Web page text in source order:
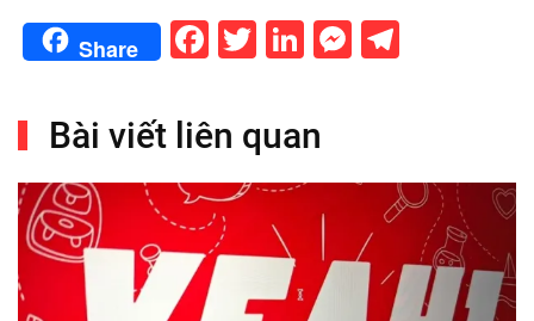
Share Facebook
Twitter
LinkedIn
Bài viết liên quan